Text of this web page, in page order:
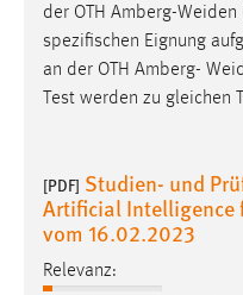
der OTH Amberg-
spezifischen Eignung
an der OTH Amberg-
Test werden zu gleichen
[PDF] Studien- und
Artificial
vom 16.02.2023
Relevanz: